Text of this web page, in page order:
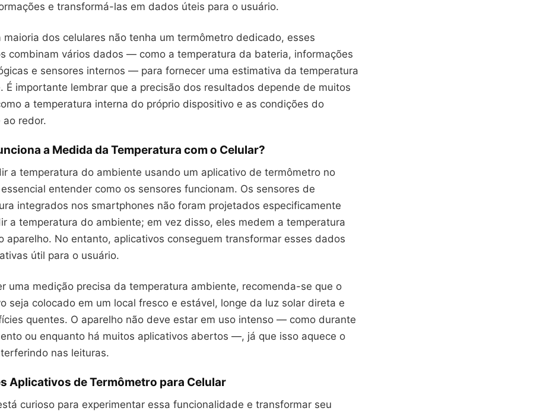
e transformá-las em dados úteis para o usuário.
maioria dos celulares não tenha um termômetro dedicado, esses
combinam vários dados — como a temperatura da bateria, informações
e sensores internos — para fornecer uma estimativa da temperatura
É importante lembrar que a precisão dos resultados depende de muitos
a temperatura interna do próprio dispositivo e as condições do
ao redor.
a Medida da Temperatura com o Celular?
a temperatura do ambiente usando um aplicativo de termômetro no
entender como os sensores funcionam. Os sensores de
integrados nos smartphones não foram projetados especificamente
a temperatura do ambiente; em vez disso, eles medem a temperatura
aparelho. No entanto, aplicativos conseguem transformar esses dados
útil para o usuário.
uma medição precisa da temperatura ambiente, recomenda-se que o
seja colocado em um local fresco e estável, longe da luz solar direta e
quentes. O aparelho não deve estar em uso intenso — como durante
ou enquanto há muitos aplicativos abertos —, já que isso aquece o
nas leituras.
Aplicativos de Termômetro para Celular
curioso para experimentar essa funcionalidade e transformar seu